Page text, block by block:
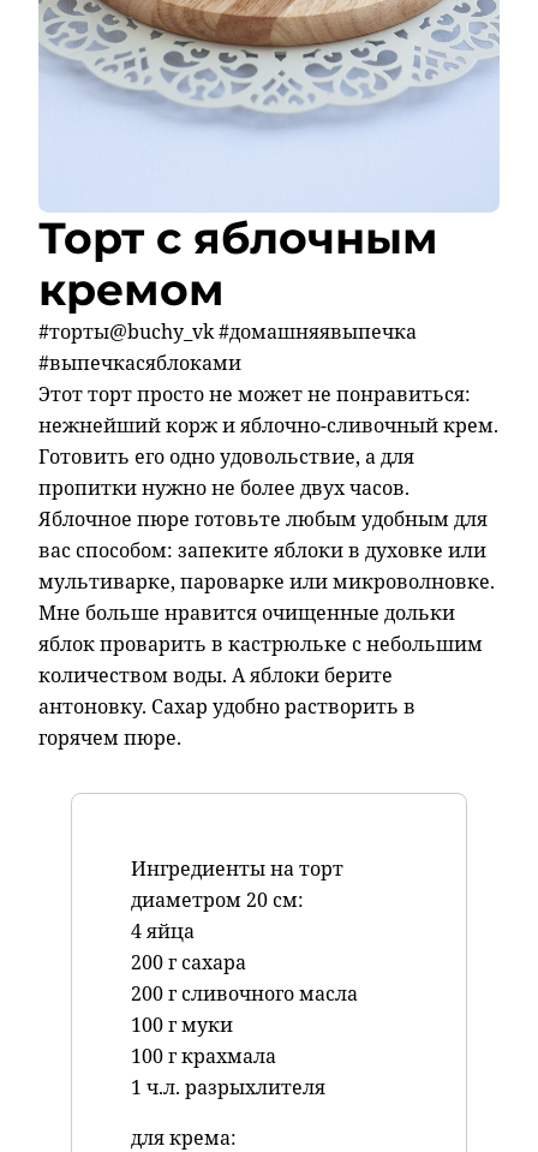
Торт с яблочным
кремом
#торты@buchy_vk #домашняявыпечка
#выпечкасяблоками
Этот торт просто не может не понравиться:
нежнейший корж и яблочно-сливочный крем.
Готовить его одно удовольствие, а для
пропитки нужно не более двух часов.
Яблочное пюре готовьте любым удобным для
вас способом: запеките яблоки в духовке или
мультиварке, пароварке или микроволновке.
Мне больше нравится очищенные дольки
яблок проварить в кастрюльке с небольшим
количеством воды. А яблоки берите
антоновку. Сахар удобно растворить в
горячем пюре.
Ингредиенты на торт
диаметром 20 см:
4 яйца
200 г сахара
200 г сливочного масла
100 г муки
100 г крахмала
1 ч.л. разрыхлителя
для крема: